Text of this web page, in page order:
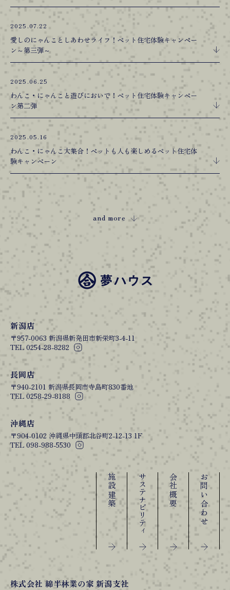
2025.07.22
愛しのにゃんことしあわせライフ！ペット住宅体験キャンペー
ン～第三弾～
2025.06.25
わんこ・にゃんこと遊びにおいで！ペット住宅体験キャンペー
ン第二弾
2025.05.16
わんこ・にゃんこ大集合！ペットも人も楽しめるペット住宅体
験キャンペーン
and more
新潟店
〒957-0063 新潟県新発田市新栄町3-4-11
TEL 0254-28-8282
長岡店
〒940-2101 新潟県長岡市寺島町830番地
TEL 0258-29-8188
沖縄店
〒904-0102 沖縄県中頭郡北谷町2-12-13 1F
TEL 098-988-5530
施設建築 サステナビリティ 会社概要 お問い合わせ
株式会社 綿半林業の家 新潟支社